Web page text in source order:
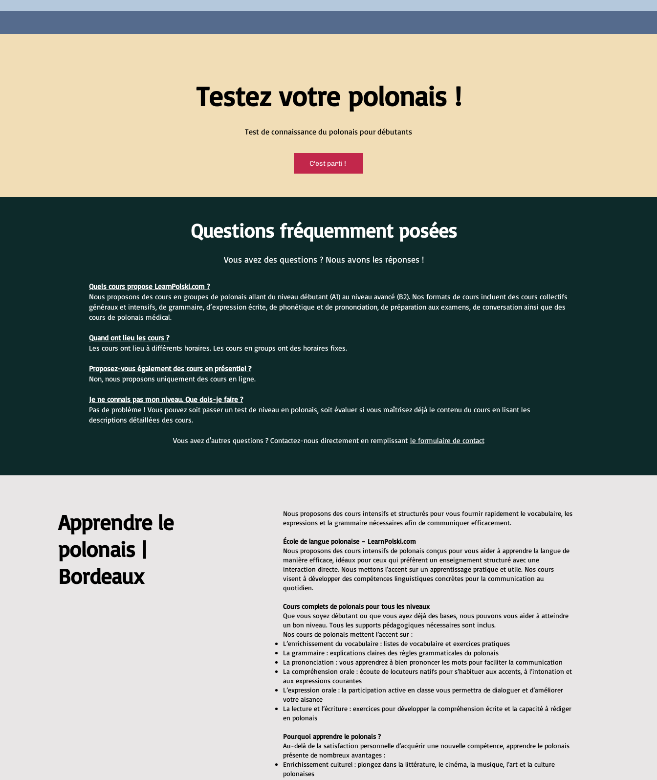
Testez votre polonais !
Test de connaissance du polonais pour débutants
C'est parti !
Questions fréquemment posées
Vous avez des questions ? Nous avons les réponses !
Quels cours propose LearnPolski.com ?
Nous proposons des cours en groupes de polonais allant du niveau débutant (A1) au niveau avancé (B2). Nos formats de cours incluent des cours collectifs
généraux et intensifs, de grammaire, d’expression écrite, de phonétique et de prononciation, de préparation aux examens, de conversation ainsi que des
cours de polonais médical.
Quand ont lieu les cours ?
Les cours ont lieu à différents horaires. Les cours en groups ont des horaires fixes.
Proposez-vous également des cours en présentiel ?
Non, nous proposons uniquement des cours en ligne.
Je ne connais pas mon niveau. Que dois-je faire ?
Pas de problème ! Vous pouvez soit passer un test de niveau en polonais, soit évaluer si vous maîtrisez déjà le contenu du cours en lisant les
descriptions détaillées des cours.
Vous avez d'autres questions ? Contactez-nous directement en remplissant le formulaire de contact
Apprendre le
polonais |
Bordeaux
Nous proposons des cours intensifs et structurés pour vous fournir rapidement le vocabulaire, les
expressions et la grammaire nécessaires afin de communiquer efficacement.
École de langue polonaise – LearnPolski.com
Nous proposons des cours intensifs de polonais conçus pour vous aider à apprendre la langue de
manière efficace, idéaux pour ceux qui préfèrent un enseignement structuré avec une
interaction directe. Nous mettons l’accent sur un apprentissage pratique et utile. Nos cours
visent à développer des compétences linguistiques concrètes pour la communication au
quotidien.
Cours complets de polonais pour tous les niveaux
Que vous soyez débutant ou que vous ayez déjà des bases, nous pouvons vous aider à atteindre
un bon niveau. Tous les supports pédagogiques nécessaires sont inclus.
Nos cours de polonais mettent l’accent sur :
L’enrichissement du vocabulaire : listes de vocabulaire et exercices pratiques
La grammaire : explications claires des règles grammaticales du polonais
La prononciation : vous apprendrez à bien prononcer les mots pour faciliter la communication
La compréhension orale : écoute de locuteurs natifs pour s’habituer aux accents, à l’intonation et
aux expressions courantes
L’expression orale : la participation active en classe vous permettra de dialoguer et d’améliorer
votre aisance
La lecture et l’écriture : exercices pour développer la compréhension écrite et la capacité à rédiger
en polonais
Pourquoi apprendre le polonais ?
Au-delà de la satisfaction personnelle d’acquérir une nouvelle compétence, apprendre le polonais
présente de nombreux avantages :
Enrichissement culturel : plongez dans la littérature, le cinéma, la musique, l’art et la culture
polonaises